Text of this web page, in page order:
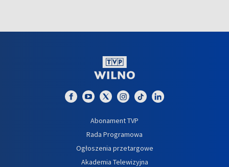
Abonament TVP
Rada Programowa
Ogłoszenia przetargowe
Akademia Telewizyjna